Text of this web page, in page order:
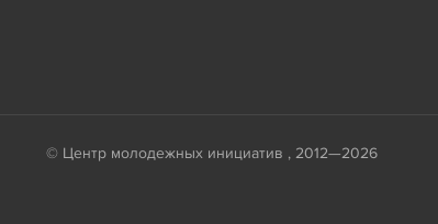
© Центр молодежных инициатив , 2012—2026